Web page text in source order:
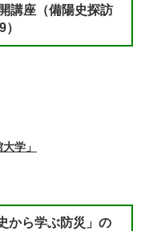
講座（備陽史探訪
学」
から学ぶ防災」の